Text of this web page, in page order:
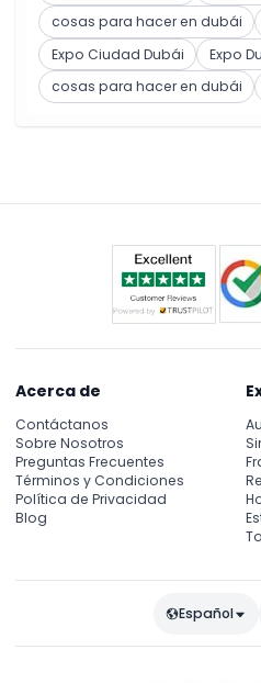
cosas para hacer en dubái
Expo Ciudad Dubái
Expo
cosas para hacer en dubái
Acerca de
Contáctanos
Sobre Nosotros
Preguntas Frecuentes
Términos y Condiciones
Política de Privacidad
Blog
Español